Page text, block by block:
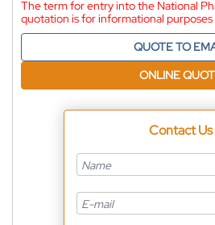
The term for entry into the National
quotation is for informational purposes
QUOTE TO
ONLINE
Contact Us